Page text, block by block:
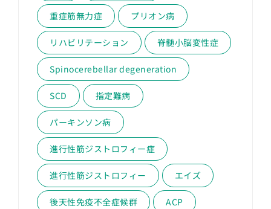
重症筋無力症 プリオン病
リハビリテーション 脊髄小脳変性症
Spinocerebellar degeneration
SCD 指定難病
パーキンソン病
進行性筋ジストロフィー症
進行性筋ジストロフィー エイズ
後天性免疫不全症候群 ACP